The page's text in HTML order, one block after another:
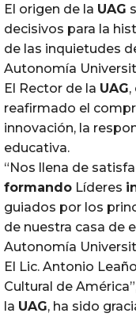
El origen de la UAG
decisivos para la
de las inquietudes
Autonomía
El Rector de la UAG,
reafirmado el
innovación, la
educativa.
“Nos llena de
formando Líderes
guiados por los
de nuestra casa de
Autonomía
El Lic. Antonio
Cultural de
la UAG, ha sido